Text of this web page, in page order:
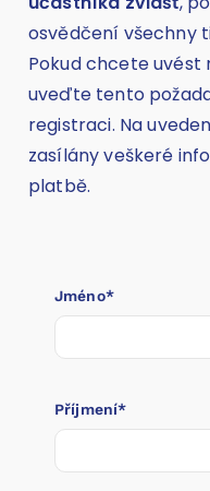
osvědčení všechny
Pokud chcete uvést
uveďte tento
registraci. Na
zasílány veškeré
platbě.
Jméno*
Příjmení*